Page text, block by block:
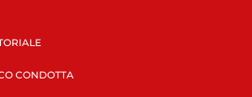
CONDOTTA